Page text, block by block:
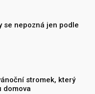
se nepozná jen podle
stromek, který
domova